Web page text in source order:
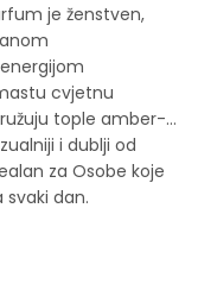
je ženstven,
cvjetnu
tople amber-
i dublji od
za Osobe koje
dan.